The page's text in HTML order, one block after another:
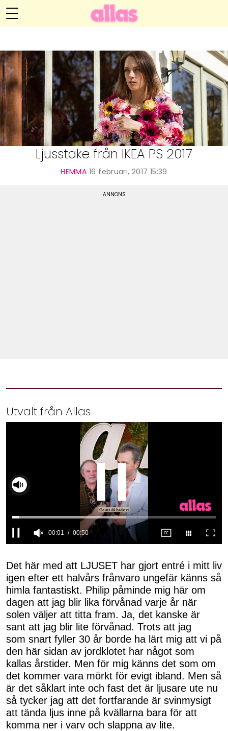
Hälsa
Relationer
Handarbete
Anna María Larssons blogg
Hem
Om Anna María
Kategorier
Arkiv
Kontakt
Ljusstake från IKEA PS 2017
HEMMA 16 februari, 2017 15:39
Utvalt från Allas
of
50
seconds
00:02 00:50
Det här med att LJUSET har gjort entré i mitt liv
igen efter ett halvårs frånvaro ungefär känns så
himla fantastiskt. Philip påminde mig här om
dagen att jag blir lika förvånad varje år när
solen väljer att titta fram. Ja, det kanske är
sant att jag blir lite förvånad. Trots att jag
som snart fyller 30 år borde ha lärt mig att vi på
den här sidan av jordklotet har något som
kallas årstider. Men för mig känns det som om
det kommer vara mörkt för evigt ibland. Men så
är det såklart inte och fast det är ljusare ute nu
så tycker jag att det fortfarande är svinmysigt
att tända ljus inne på kvällarna bara för att
komma ner i varv och slappna av lite.